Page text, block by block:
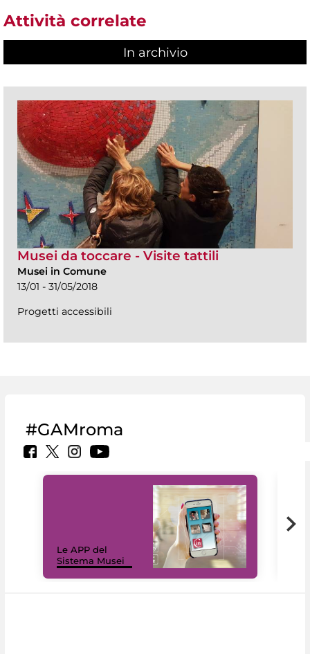
Attività correlate
In archivio
Musei da toccare - Visite tattili
Musei in Comune
13/01 - 31/05/2018
Progetti accessibili
#GAMroma
Le APP del
Sistema Musei